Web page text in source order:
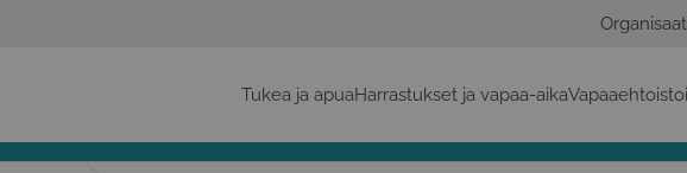
Tukea ja apuaHarrastukset ja vapaa-aika